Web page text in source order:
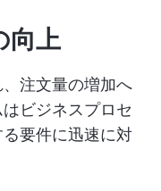
向上
注文量の増加へ
ビジネスプロセ
要件に迅速に対